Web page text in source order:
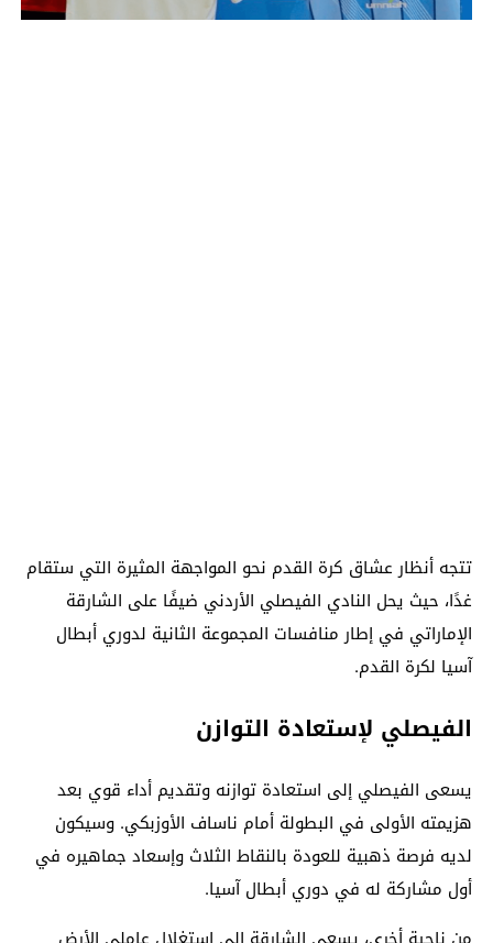
تتجه أنظار عشاق كرة القدم نحو المواجهة المثيرة التي ستقام
غدًا، حيث يحل النادي الفيصلي الأردني ضيفًا على الشارقة
الإماراتي في إطار منافسات المجموعة الثانية لدوري أبطال
آسيا لكرة القدم.
الفيصلي لإستعادة التوازن
يسعى الفيصلي إلى استعادة توازنه وتقديم أداء قوي بعد
هزيمته الأولى في البطولة أمام ناساف الأوزبكي. وسيكون
لديه فرصة ذهبية للعودة بالنقاط الثلاث وإسعاد جماهيره في
أول مشاركة له في دوري أبطال آسيا.